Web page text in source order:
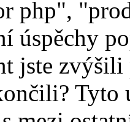
php",
úspěchy
jste